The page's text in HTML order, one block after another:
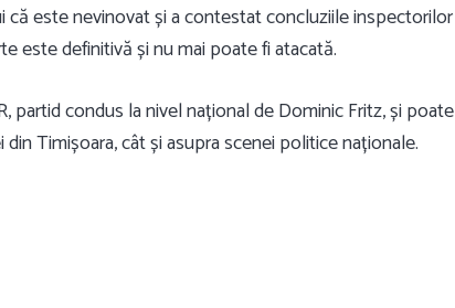
este nevinovat și a contestat concluziile inspectorilor
este definitivă și nu mai poate fi atacată.
condus la nivel național de Dominic Fritz, și poate
Timișoara, cât și asupra scenei politice naționale.